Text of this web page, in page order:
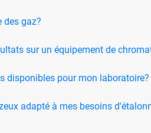
des gaz?
sur un équipement de
disponibles pour mon laboratoire?
adapté à mes besoins